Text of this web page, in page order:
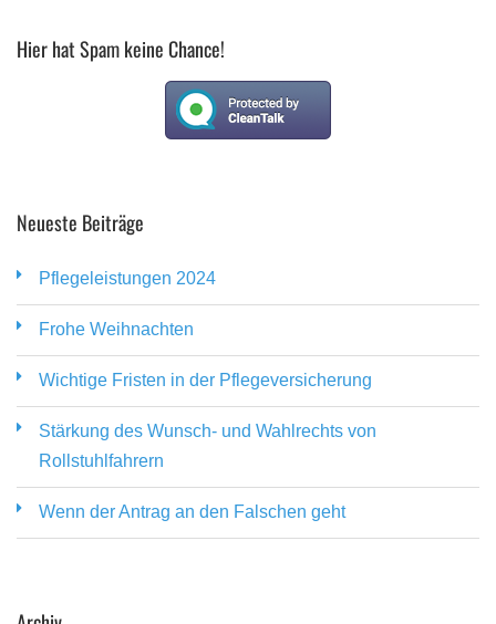
Hier hat Spam keine Chance!
Neueste Beiträge
Pflegeleistungen 2024
Frohe Weihnachten
Wichtige Fristen in der Pflegeversicherung
Stärkung des Wunsch- und Wahlrechts von
Rollstuhlfahrern
Wenn der Antrag an den Falschen geht